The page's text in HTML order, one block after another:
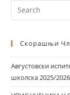
Скорашњи
Августовски
школска 2025/